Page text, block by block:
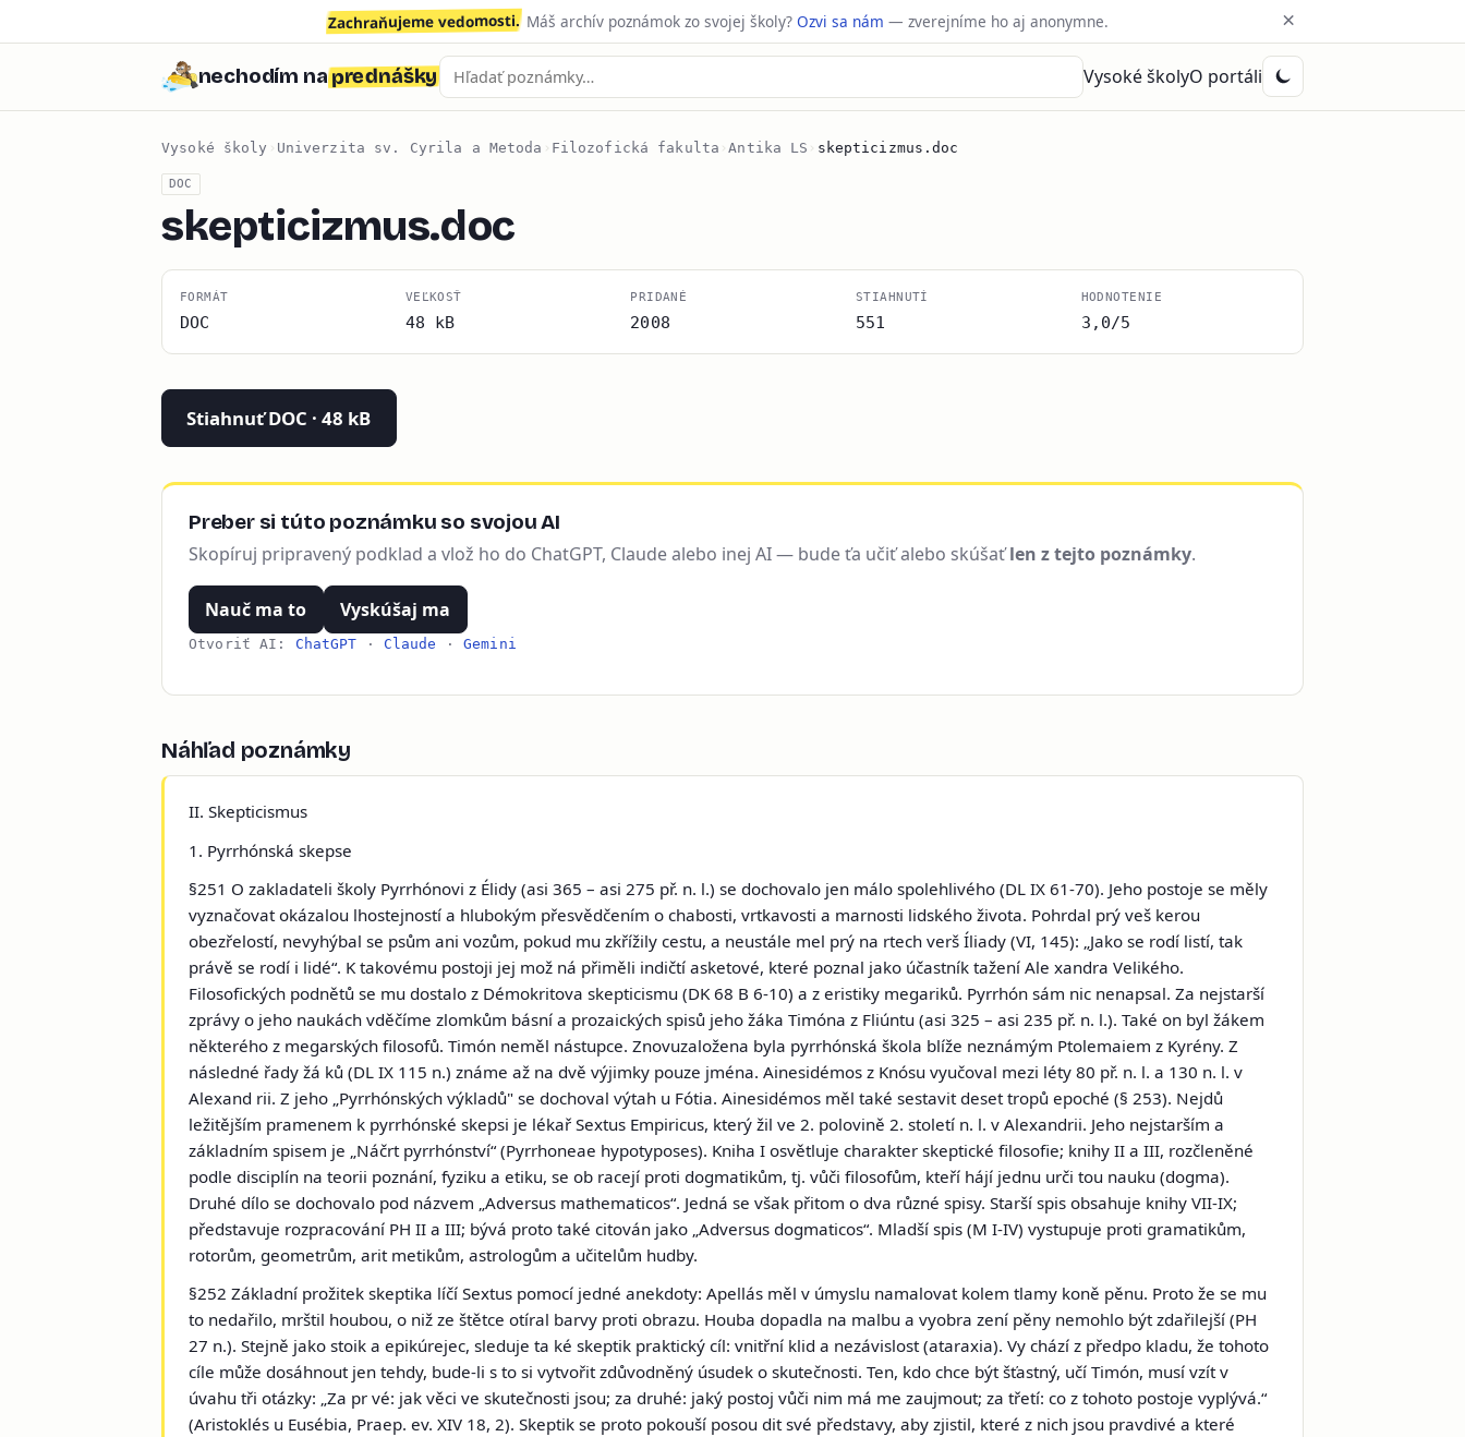
Zachraňujeme vedomosti. Máš archív poznámok zo svojej školy?Ozvi sa nám — zverejníme ho aj anonymne. ×
nechodím naprednášky Vysoké školyO portáli
Vysoké školy › Univerzita sv. Cyrila a Metoda › Filozofická fakulta ›Antika LS › skepticizmus.doc
DOC
skepticizmus.doc
FORMÁT
DOC
VEĽKOSŤ
48 kB
PRIDANÉ
2008
STIAHNUTÍ
551
HODNOTENIE
3,0/5
Stiahnuť DOC · 48 kB
Preber si túto poznámku so svojou AI
Skopíruj pripravený podklad a vlož ho do ChatGPT, Claude alebo inej AI — bude ťa učiť alebo skúšaťlen z tejto poznámky.
Nauč ma to Vyskúšaj ma
Otvoriť AI: ChatGPT · Claude ·Gemini
Náhľad poznámky
II. Skepticismus
1. Pyrrhónská skepse
§251 O zakladateli školy Pyrrhónovi z Élidy (asi 365 – asi 275 př. n. l.) se dochovalo jen málo spolehlivého (DL IX 61-70). Jeho postoje se měly
vyznačovat okázalou lhostejností a hlubokým přesvědčením o chabosti, vrtkavosti a marnosti lidského života. Pohrdal prý veš kerou
obezřelostí, nevyhýbal se psům ani vozům, pokud mu zkřížily cestu, a neustále mel prý na rtech verš Íliady (VI, 145): „Jako se rodí listí, tak
právě se rodí i lidé“. K takovému postoji jej mož ná přiměli indičtí asketové, které poznal jako účastník tažení Ale xandra Velikého.
Filosofických podnětů se mu dostalo z Démokritova skepticismu (DK 68 B 6-10) a z eristiky megariků. Pyrrhón sám nic nenapsal. Za nejstarší
zprávy o jeho naukách vděčíme zlomkům básní a prozaických spisů jeho žákaTimóna z Fliúntu (asi 325 – asi 235 př. n. l.). Také on byl žákem
některého z megarských filosofů. Timón neměl nástupce. Znovuzaložena byla pyrrhónská škola blíže neznámým Ptolemaiem z Kyrény. Z
následné řady žá ků (DL IX 115 n.) známe až na dvě výjimky pouze jména.Ainesidémos z Knósu vyučoval mezi léty 80 př. n. l. a 130 n. l. v
Alexand rii. Z jeho „Pyrrhónských výkladů" se dochoval výtah u Fótia. Ainesidémos měl také sestavit deset tropůepoché (§ 253). Nejdů
ležitějším pramenem k pyrrhónské skepsi je lékařSextus Empiricus, který žil ve 2. polovině 2. století n. l. v Alexandrii. Jeho nejstarším a
základním spisem je „Náčrt pyrrhónství“ (Pyrrhoneae hypotyposes). Kniha I osvětluje charakter skeptické filosofie; knihy II a III, rozčleněné
podle disciplín na teorii poznání, fyziku a etiku, se ob racejí proti dogmatikům, tj. vůči filosofům, kteří hájí jednu urči tou nauku(dogma).
Druhé dílo se dochovalo pod názvem „Adversus mathematicos“. Jedná se však přitom o dva různé spisy. Starší spis obsahuje knihy VII-IX;
představuje rozpracování PH II a III; bývá proto také citován jako „Adversus dogmaticos“. Mladší spis (M I-IV) vystupuje proti gramatikům,
rotorům, geometrům, arit metikům, astrologům a učitelům hudby.
§252 Základní prožitek skeptika líčí Sextus pomocí jedné anekdoty: Apellás měl v úmyslu namalovat kolem tlamy koně pěnu. Proto že se mu
to nedařilo, mrštil houbou, o niž ze štětce otíral barvy proti obrazu. Houba dopadla na malbu a vyobra zení pěny nemohlo být zdařilejší (PH
27 n.). Stejně jako stoik a epikúrejec, sleduje ta ké skeptik praktický cíl: vnitřní klid a nezávislost(ataraxia). Vy chází z předpo kladu, že tohoto
cíle může dosáhnout jen tehdy, bude-li s to si vytvořit zdůvodněný úsudek o skutečnosti. Ten, kdo chce být šťastný, učí Timón, musí vzít v
úvahu tři otázky: „Za pr vé: jak věci ve skutečnosti jsou; za druhé: jaký postoj vůči nim má me zaujmout; za třetí: co z tohoto postoje vyplývá.“
(Aristoklés u Eusébia, Praep. ev. XIV 18, 2). Skeptik se proto pokouší posou dit své představy, aby zjistil, které z nich jsou pravdivé a které